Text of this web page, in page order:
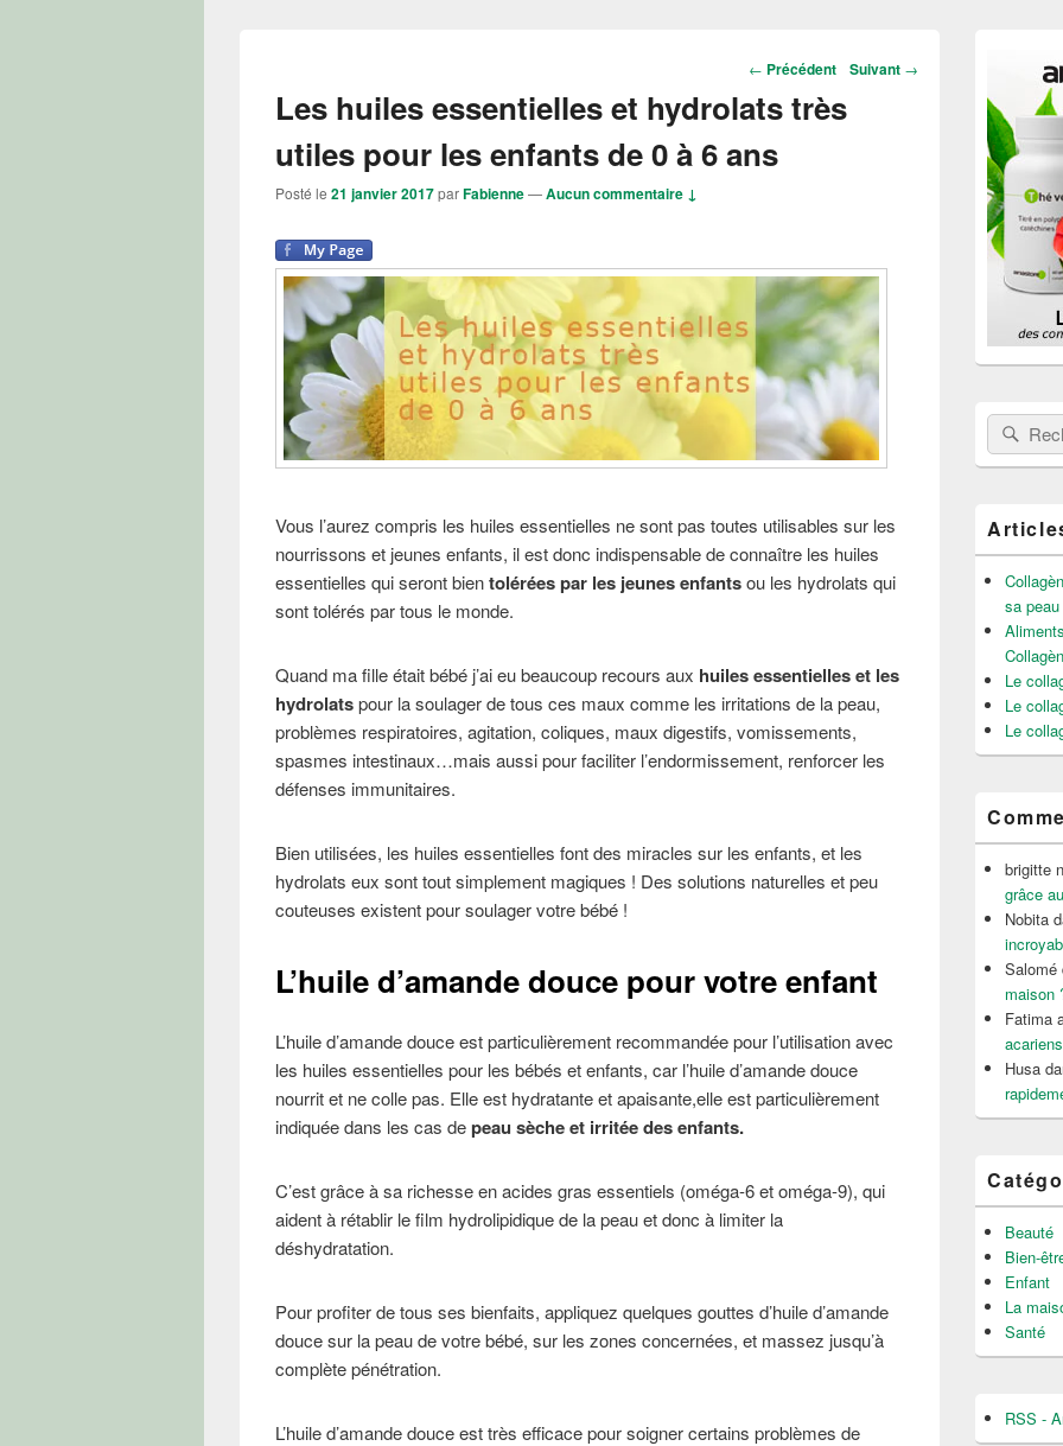
Navigation
les
← Précédent Suivant →
Les huiles essentielles et hydrolats très
utiles pour les enfants de 0 à 6 ans
Posté le 21 janvier 2017parFabienne—Aucun commentaire ↓
Vous l’aurez compris les huiles essentielles ne sont pas toutes utilisables sur les
nourrissons et jeunes enfants, il est donc indispensable de connaître les huiles
essentielles qui seront bientolérées par les jeunes enfantsou les hydrolats qui
sont tolérés par tous le monde.
Quand ma fille était bébé j’ai eu beaucoup recours aux huiles essentielles et les
hydrolatspour la soulager de tous ces maux comme les irritations de la peau,
problèmes respiratoires, agitation, coliques, maux digestifs, vomissements,
spasmes intestinaux…mais aussi pour faciliter l’endormissement, renforcer les
défenses immunitaires.
Bien utilisées, les huiles essentielles font des miracles sur les enfants, et les
hydrolats eux sont tout simplement magiques ! Des solutions naturelles et peu
couteuses existent pour soulager votre bébé !
L’huile d’amande douce pour votre enfant
L’huile d’amande douce est particulièrement recommandée pour l’utilisation avec
les huiles essentielles pour les bébés et enfants, car l’huile d’amande douce
nourrit et ne colle pas. Elle est hydratante et apaisante,elle est particulièrement
indiquée dans les cas depeau sèche et irritée des enfants.
C’est grâce à sa richesse en acides gras essentiels (oméga-6 et oméga-9), qui
aident à rétablir le film hydrolipidique de la peau et donc à limiter la
déshydratation.
Pour profiter de tous ses bienfaits, appliquez quelques gouttes d’huile d’amande
douce sur la peau de votre bébé, sur les zones concernées, et massez jusqu’à
complète pénétration.
L’huile d’amande douce est très efficace pour soigner certains problèmes de
widget
pour
barre
latérale
Rechercher :
sa peau
Le
Le
Le
brigitte
grâce
Nobita
Salomé
maison
Fatima
Husa
Beauté
Bien-
Enfant
La
Santé
RSS -